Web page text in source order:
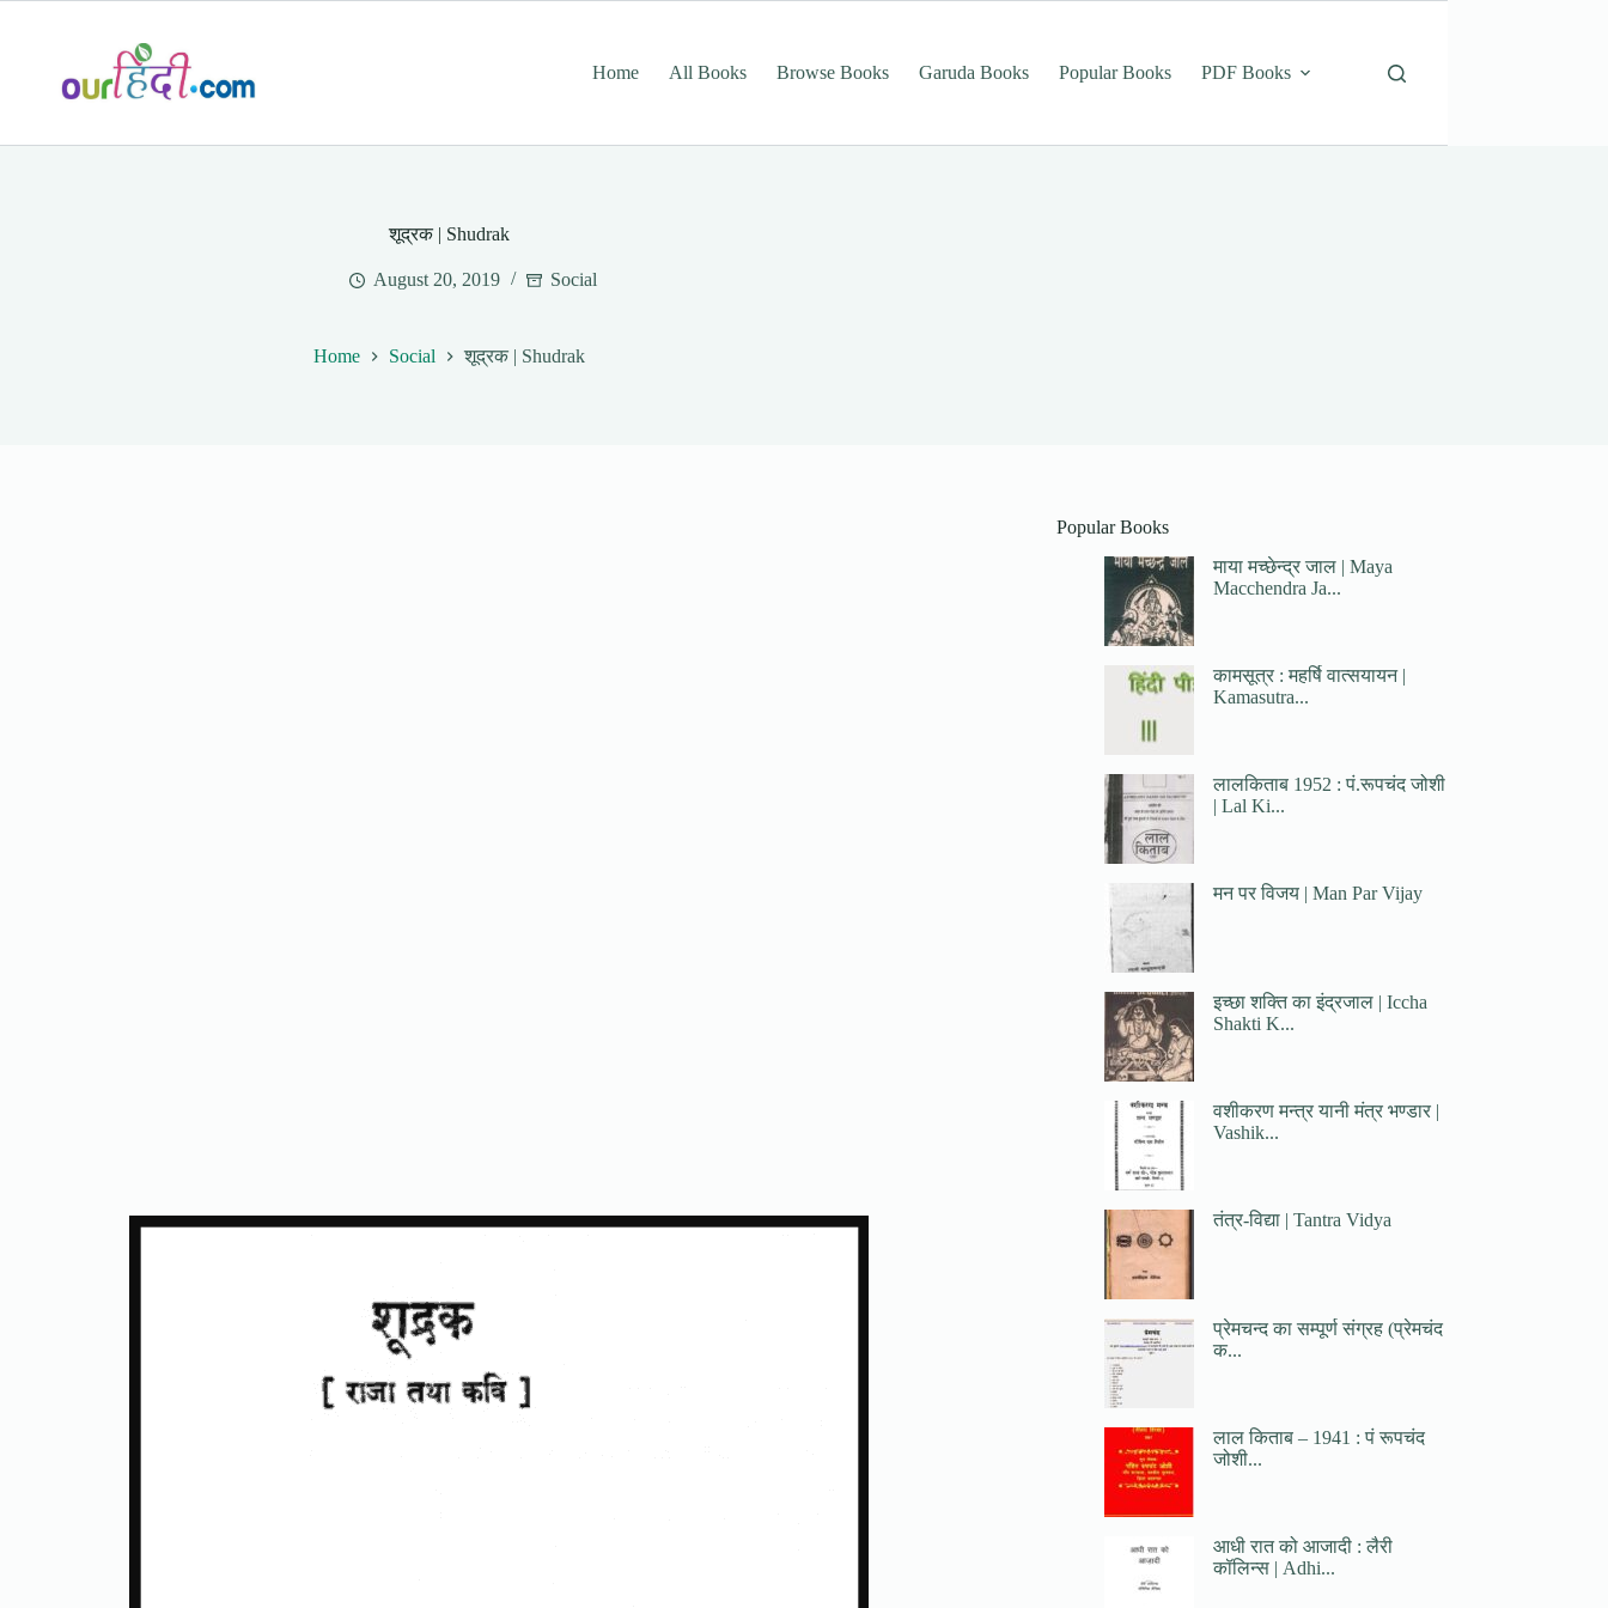
Home
All Books Browse Books Garuda Books Popular Books PDF Books
शूद्रक | Shudrak
August 20, 2019 Social
Home Social शूद्रक | Shudrak
Popular Books
माया मच्छेन्द्र जाल | Maya
Macchendra Ja...
कामसूत्र : महर्षि वात्सयायन |
Kamasutra...
लालकिताब 1952 : पं.रूपचंद जोशी
| Lal Ki...
मन पर विजय | Man Par Vijay
इच्छा शक्ति का इंद्रजाल | Iccha
Shakti K...
वशीकरण मन्त्र यानी मंत्र भण्डार |
Vashik...
तंत्र-विद्या | Tantra Vidya
प्रेमचन्द का सम्पूर्ण संग्रह (प्रेमचंद
क...
लाल किताब – 1941 : पं रूपचंद
जोशी...
आधी रात को आजादी : लैरी
कॉलिन्स | Adhi...